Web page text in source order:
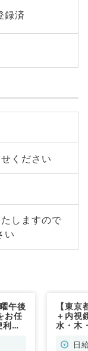
録済
ください
しますので
い
午後
お任
で
【東
＋内視
水・木
外科日